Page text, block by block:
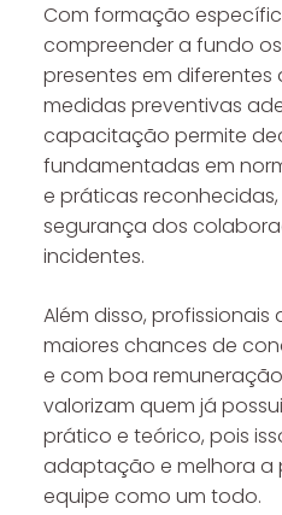
Com formação
compreender a fundo
presentes em
medidas preventivas
capacitação permite
fundamentadas em
e práticas
segurança dos
incidentes.
Além disso,
maiores chances de
e com boa
valorizam quem já
prático e teórico, pois
adaptação e melhora a
equipe como um todo.